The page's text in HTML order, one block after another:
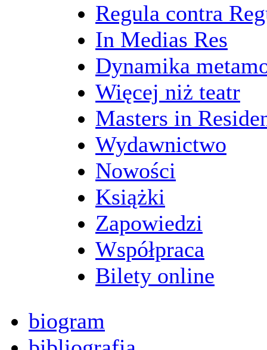
Regula contra
In Medias Res
Dynamika
Więcej niż teatr
Masters in
Wydawnictwo
Nowości
Książki
Zapowiedzi
Współpraca
Bilety online
biogram